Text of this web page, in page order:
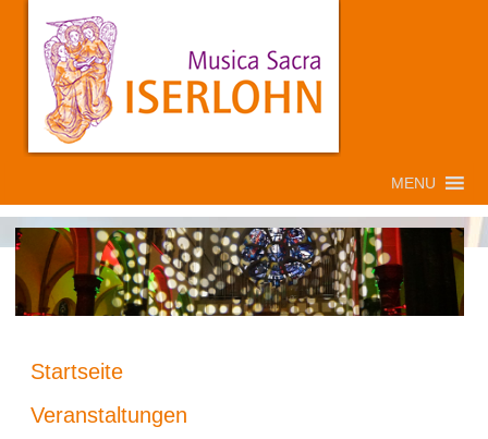
MENU
Startseite
Veranstaltungen